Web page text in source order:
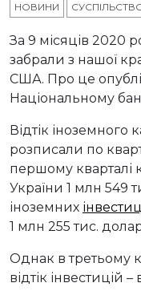
НОВИНИ
За 9 місяців 2020
забрали з нашої
США. Про це
Національному
Відтік іноземного
розписали по
першому кварталі
України 1 млн 549
іноземних
1 млн 255 тис.
Однак в третьому
відтік інвестицій